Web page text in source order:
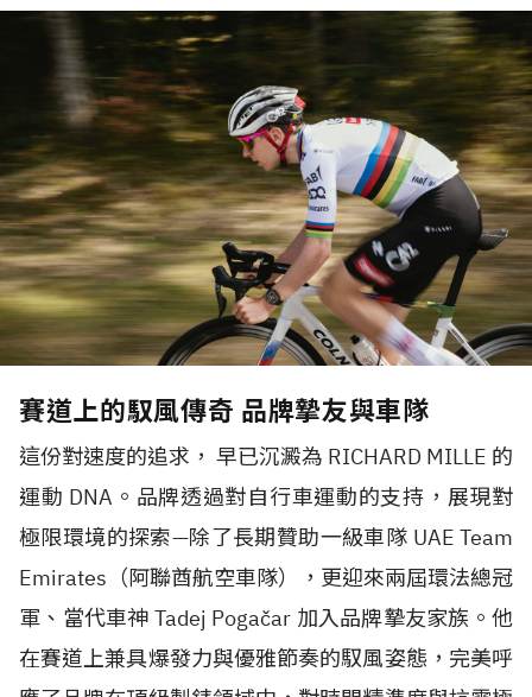
賽道上的馭風傳奇 品牌摯友與車隊
這份對速度的追求， 早已沉澱為 RICHARD MILLE 的
運動 DNA。品牌透過對自行車運動的支持，展現對
極限環境的探索—除了長期贊助一級車隊 UAE Team
Emirates（阿聯酋航空車隊），更迎來兩屆環法總冠
軍、當代車神 Tadej Pogačar 加入品牌摯友家族。他
在賽道上兼具爆發力與優雅節奏的馭風姿態，完美呼